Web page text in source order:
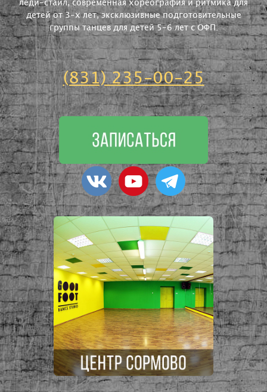
леди-стайл, современная хореография и ритмика для
детей от 3-х лет, эксклюзивные подготовительные
группы танцев для детей 5-6 лет с ОФП.
(831) 235-00-25